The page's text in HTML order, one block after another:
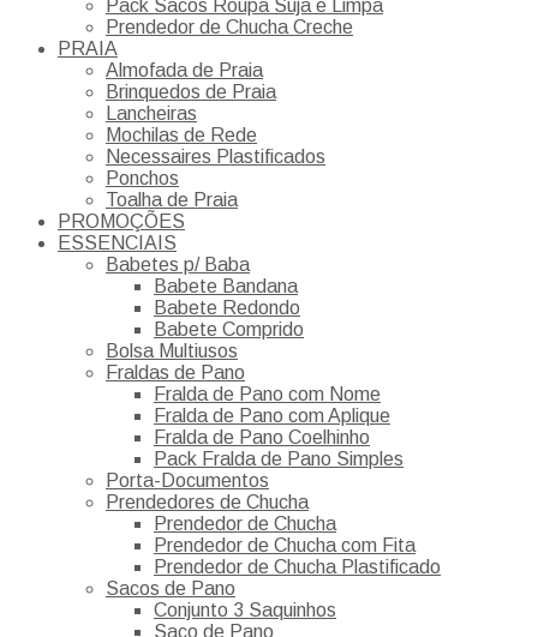
Pack Sacos Roupa Suja e Limpa
Prendedor de Chucha Creche
PRAIA
Almofada de Praia
Brinquedos de Praia
Lancheiras
Mochilas de Rede
Necessaires Plastificados
Ponchos
Toalha de Praia
PROMOÇÕES
ESSENCIAIS
Babetes p/ Baba
Babete Bandana
Babete Redondo
Babete Comprido
Bolsa Multiusos
Fraldas de Pano
Fralda de Pano com Nome
Fralda de Pano com Aplique
Fralda de Pano Coelhinho
Pack Fralda de Pano Simples
Porta-Documentos
Prendedores de Chucha
Prendedor de Chucha
Prendedor de Chucha com Fita
Prendedor de Chucha Plastificado
Sacos de Pano
Conjunto 3 Saquinhos
Saco de Pano